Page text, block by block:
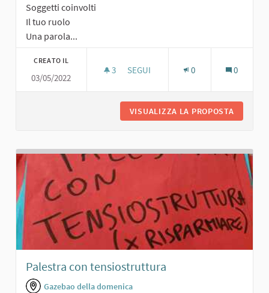
Soggetti coinvolti
Il tuo ruolo
Una parola...
CREATO IL
03/05/2022
3 3 SOSTENITORI
SEGUI 0 0
VISUALIZZA LA PROPOSTA
Palestra con tensiostruttura
Gazebao della domenica